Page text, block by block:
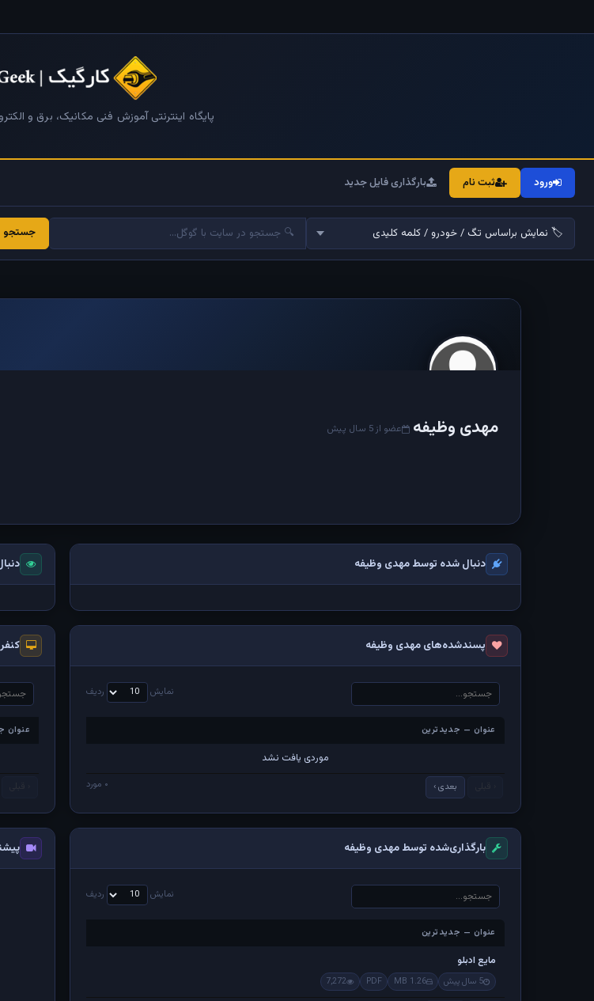
پایگاه اینترنتی آموزش فنی مکانیک، برق و
ورود ثبت نام بارگذاری فایل جدید
جستجو
مهدی وظیفه عضو از 5 سال پیش
دنبال شده توسط مهدی وظیفه
پسندشده‌های مهدی وظیفه
نمایش ردیف
عنوان — جدیدترین
موردی یافت نشد
۰ مورد بعدی ›
عنوان
بارگذاری‌شده توسط مهدی وظیفه
نمایش ردیف
عنوان — جدیدترین
مایع ادبلو
5 سال پیش 1.26 MB
PDF
7,272